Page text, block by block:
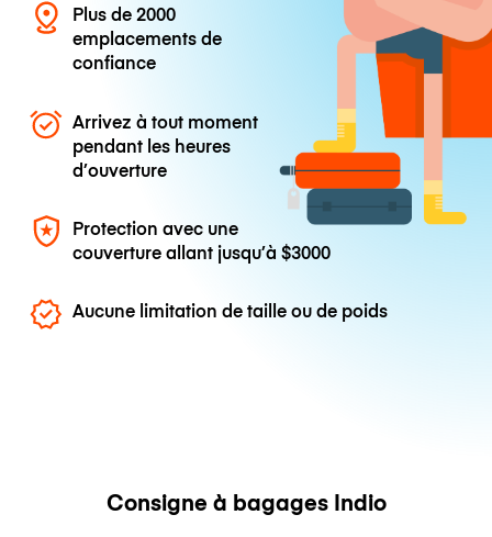
Plus de 2000
emplacements de
confiance
Arrivez à tout moment
pendant les heures
d’ouverture
Protection avec une
couverture allant jusqu’à$3000
Aucune limitation de taille ou de poids
Consigne à bagages Indio